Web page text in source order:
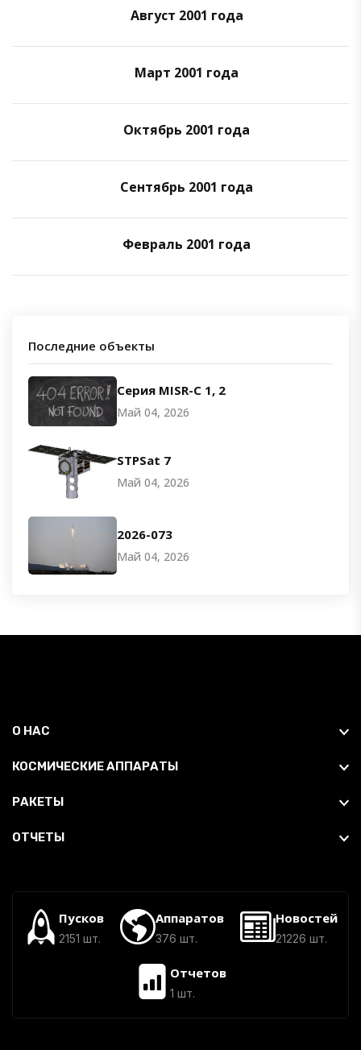
Август 2001 года
Март 2001 года
Октябрь 2001 года
Сентябрь 2001 года
Февраль 2001 года
Последние объекты
Серия MISR-C 1, 2
Май 04, 2026
STPSat 7
Май 04, 2026
2026-073
Май 04, 2026
О НАС
КОСМИЧЕСКИЕ АППАРАТЫ
РАКЕТЫ
ОТЧЕТЫ
Пусков
2151 шт.
Аппаратов
376 шт.
Новостей
21226 шт.
Отчетов
1 шт.